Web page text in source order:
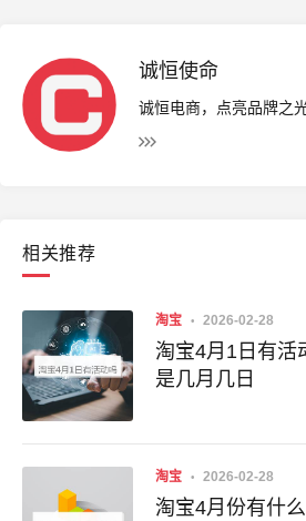
诚恒使命
诚恒电商，点亮品牌之光
相关推荐
淘宝 2026-02-28
淘宝4月1日有活
是几月几日
淘宝 2026-02-28
淘宝4月份有什